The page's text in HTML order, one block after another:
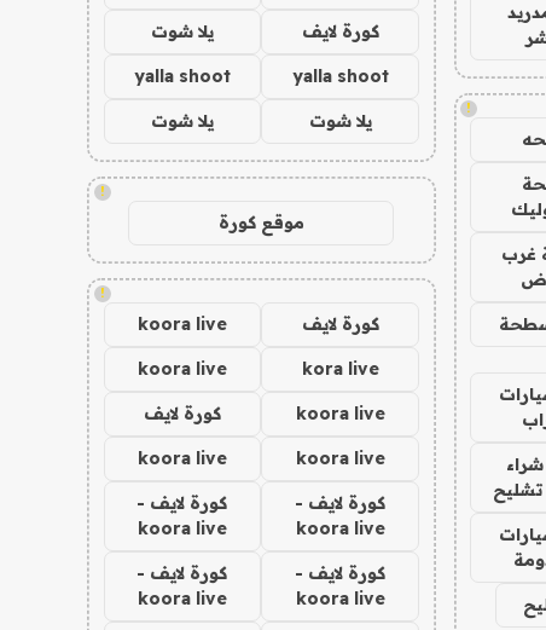
!
غرب
كورة لايف يلا شوت
yalla shoot
yalla shoot
يلا شوت يلا شوت
!
موقع كورة
!
كورة لايف koora live
kora live
koora live
koora live كورة لايف
koora live
koora live
كورة لايف -
koora live
كورة لايف -
koora live
كورة لايف -
koora live
كورة لايف -
koora live